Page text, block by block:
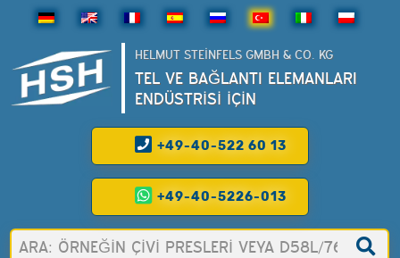
HELMUT STEINFELS GMBH & CO. KG
TEL VE BAĞLANTI ELEMANLARI
ENDÜSTRİSİ İÇİN
+49-40-522 60 13
+49-40-5226-013